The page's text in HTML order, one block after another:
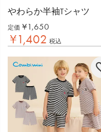
やわらか半袖Tシャツ
定価 ¥ 1,650
¥1,402 税込